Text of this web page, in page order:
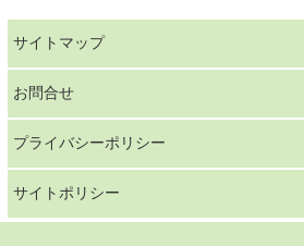
サイトマップ
お問合せ
プライバシーポリシー
サイトポリシー